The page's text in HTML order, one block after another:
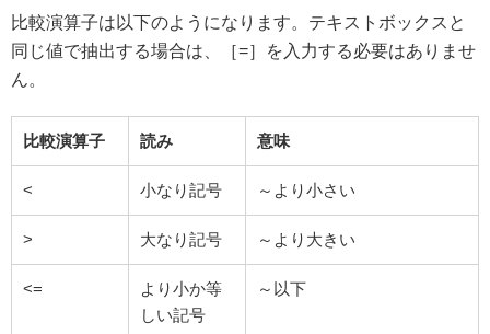
比較演算子は以下のようになります。テキストボックスと
同じ値で抽出する場合は、［=］を入力する必要はありませ
ん。
比較演算子 読み 意味
< 小なり記号 ～より小さい
> 大なり記号 ～より大きい
<=
より小か等
しい記号
～以下